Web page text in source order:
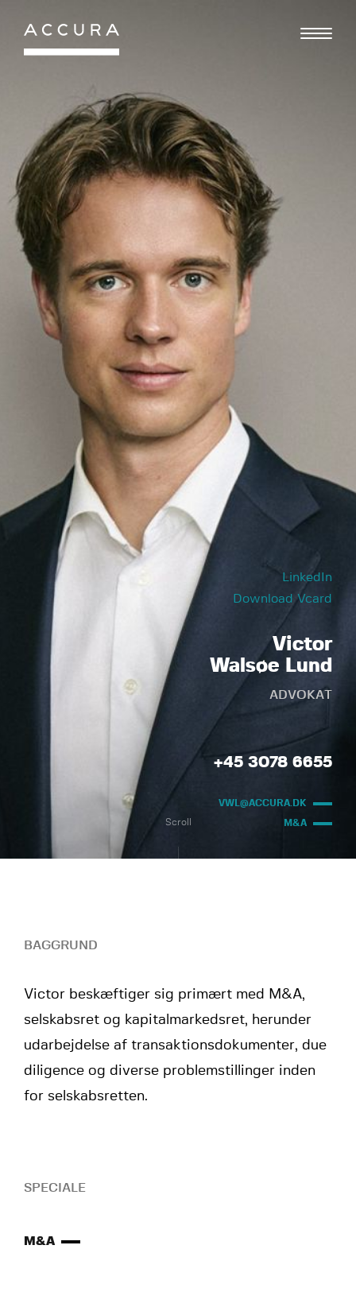
Gå
indhold
LinkedIn
Download Vcard
Victor
Walsøe Lund
ADVOKAT
+45 3078 6655
VWL@ACCURA.DK
M&A
Scroll
BAGGRUND
Victor beskæftiger sig primært med M&A,
selskabsret og kapitalmarkedsret, herunder
udarbejdelse af transaktionsdokumenter, due
diligence og diverse problemstillinger inden
for selskabsretten.
SPECIALE
M&A